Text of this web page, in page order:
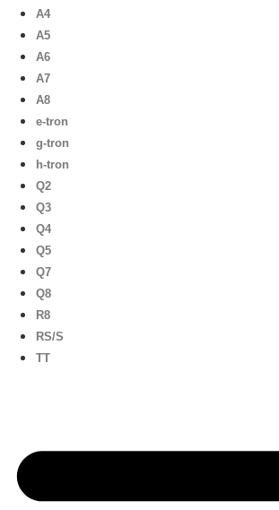
A4
A5
A6
A7
A8
e-tron
g-tron
h-tron
Q2
Q3
Q4
Q5
Q7
Q8
R8
RS/S
TT